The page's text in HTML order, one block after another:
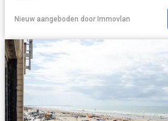
Nieuw aangeboden door Immovlan